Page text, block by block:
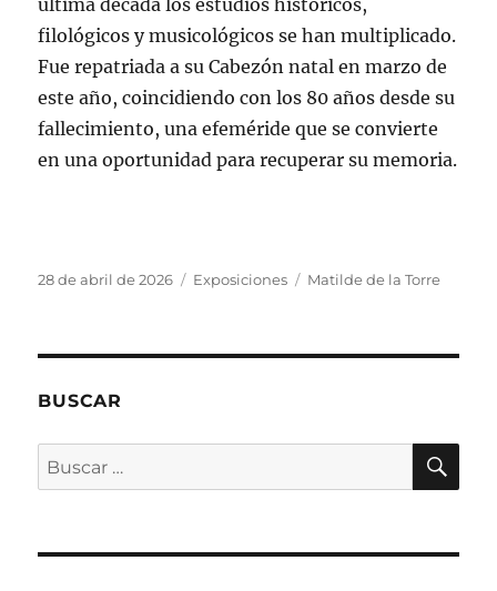
última década los estudios históricos,
filológicos y musicológicos se han multiplicado.
Fue repatriada a su Cabezón natal en marzo de
este año, coincidiendo con los 80 años desde su
fallecimiento, una efeméride que se convierte
en una oportunidad para recuperar su memoria.
Publicado
28 de abril de 2026 Categorías
Exposiciones Etiquetas
Matilde de la Torre
BUSCAR
Buscar
por: